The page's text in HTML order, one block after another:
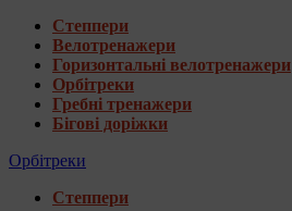
Степпери
Велотренажери
Горизонтальні велотренажери
Орбітреки
Гребні тренажери
Бігові доріжки
Орбітреки
Степпери